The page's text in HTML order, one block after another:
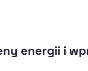
energii i